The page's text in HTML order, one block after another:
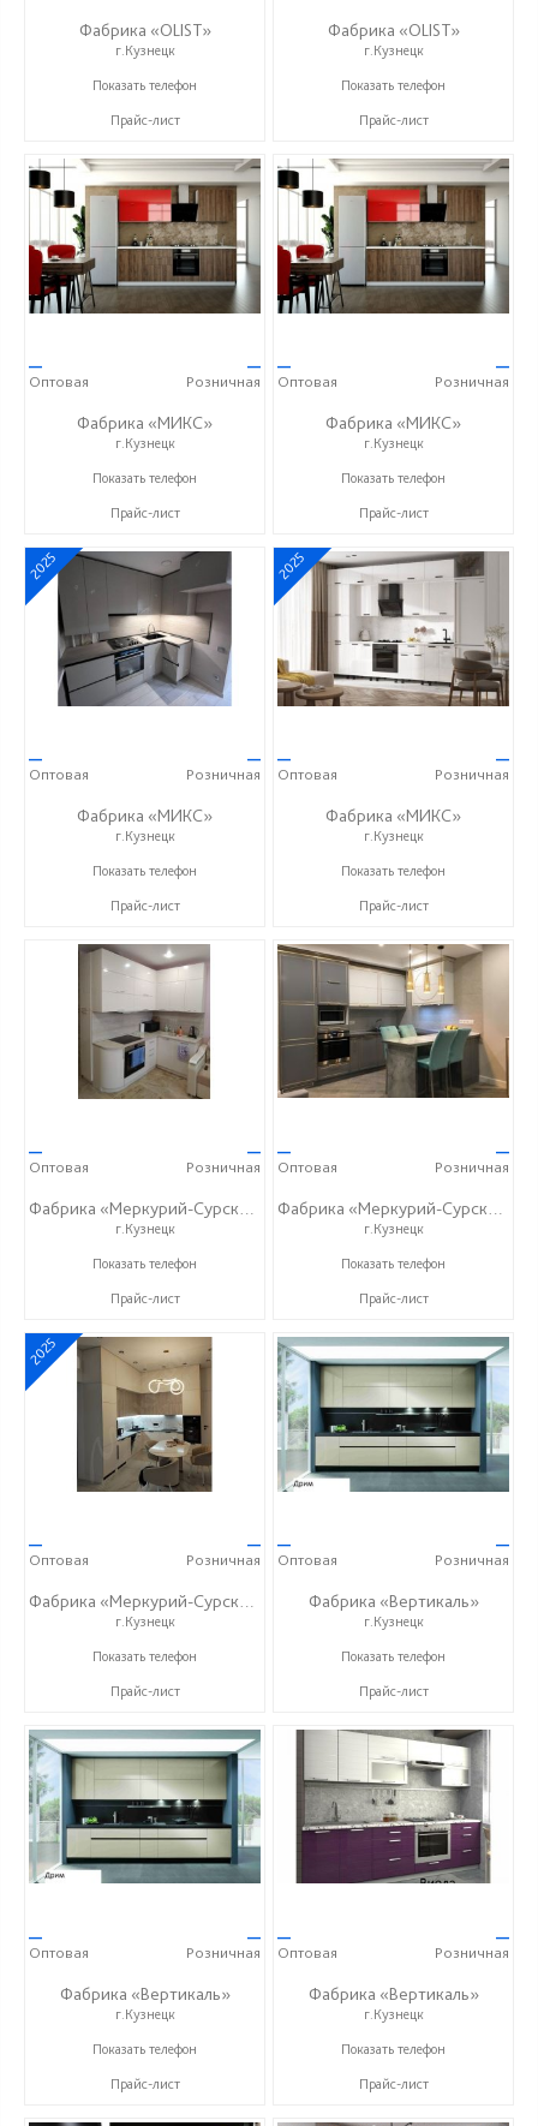
Фабрика «OLIST»
г.Кузнецк
+7 937 412 77 79
Показать телефон
Прайс-лист
Фабрика «OLIST»
г.Кузнецк
+7 937 412 77 79
Показать телефон
Прайс-лист
—
Оптовая
—
Розничная
Фабрика «МИКС»
г.Кузнецк
+7 (937) 423-36-37
Показать телефон
Прайс-лист
—
Оптовая
—
Розничная
Фабрика «МИКС»
г.Кузнецк
+7 (937) 423-36-37
Показать телефон
Прайс-лист
2025
—
Оптовая
—
Розничная
Фабрика «МИКС»
г.Кузнецк
+7 (937) 423-36-37
Показать телефон
Прайс-лист
2025
—
Оптовая
—
Розничная
Фабрика «МИКС»
г.Кузнецк
+7 (937) 423-36-37
Показать телефон
Прайс-лист
—
Оптовая
—
Розничная
Фабрика «Меркурий-Сурский»
г.Кузнецк
+7 (8415) 73-05-06
Показать телефон
Прайс-лист
—
Оптовая
—
Розничная
Фабрика «Меркурий-Сурский»
г.Кузнецк
+7 (8415) 73-05-06
Показать телефон
Прайс-лист
2025
—
Оптовая
—
Розничная
Фабрика «Меркурий-Сурский»
г.Кузнецк
+7 (8415) 73-05-06
Показать телефон
Прайс-лист
—
Оптовая
—
Розничная
Фабрика «Вертикаль»
г.Кузнецк
+7 (927) 38-059-88
Показать телефон
Прайс-лист
—
Оптовая
—
Розничная
Фабрика «Вертикаль»
г.Кузнецк
+7 (927) 38-059-88
Показать телефон
Прайс-лист
—
Оптовая
—
Розничная
Фабрика «Вертикаль»
г.Кузнецк
+7 (927) 38-059-88
Показать телефон
Прайс-лист